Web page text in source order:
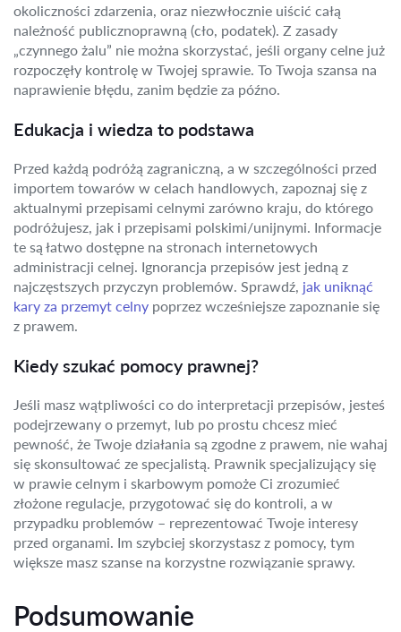
okoliczności zdarzenia, oraz niezwłocznie uiścić całą
należność publicznoprawną (cło, podatek). Z zasady
„czynnego żalu” nie można skorzystać, jeśli organy celne już
rozpoczęły kontrolę w Twojej sprawie. To Twoja szansa na
naprawienie błędu, zanim będzie za późno.
Edukacja i wiedza to podstawa
Przed każdą podróżą zagraniczną, a w szczególności przed
importem towarów w celach handlowych, zapoznaj się z
aktualnymi przepisami celnymi zarówno kraju, do którego
podróżujesz, jak i przepisami polskimi/unijnymi. Informacje
te są łatwo dostępne na stronach internetowych
administracji celnej. Ignorancja przepisów jest jedną z
najczęstszych przyczyn problemów. Sprawdź, jak uniknąć
kary za przemyt celny poprzez wcześniejsze zapoznanie się
z prawem.
Kiedy szukać pomocy prawnej?
Jeśli masz wątpliwości co do interpretacji przepisów, jesteś
podejrzewany o przemyt, lub po prostu chcesz mieć
pewność, że Twoje działania są zgodne z prawem, nie wahaj
się skonsultować ze specjalistą. Prawnik specjalizujący się
w prawie celnym i skarbowym pomoże Ci zrozumieć
złożone regulacje, przygotować się do kontroli, a w
przypadku problemów – reprezentować Twoje interesy
przed organami. Im szybciej skorzystasz z pomocy, tym
większe masz szanse na korzystne rozwiązanie sprawy.
Podsumowanie